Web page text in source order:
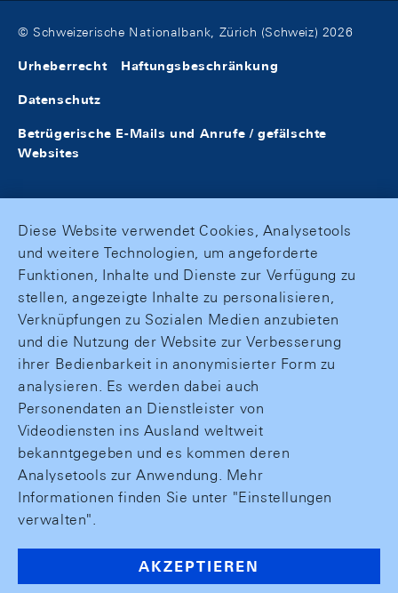
© Schweizerische Nationalbank, Zürich (Schweiz) 2026
Urheberrecht Haftungsbeschränkung
Datenschutz
Betrügerische E-Mails und Anrufe / gefälschte
Websites
Diese Website verwendet Cookies, Analysetools
und weitere Technologien, um angeforderte
Funktionen, Inhalte und Dienste zur Verfügung zu
stellen, angezeigte Inhalte zu personalisieren,
Verknüpfungen zu Sozialen Medien anzubieten
und die Nutzung der Website zur Verbesserung
ihrer Bedienbarkeit in anonymisierter Form zu
analysieren. Es werden dabei auch
Personendaten an Dienstleister von
Videodiensten ins Ausland weltweit
bekanntgegeben und es kommen deren
Analysetools zur Anwendung. Mehr
Informationen finden Sie unter "Einstellungen
verwalten".
AKZEPTIEREN